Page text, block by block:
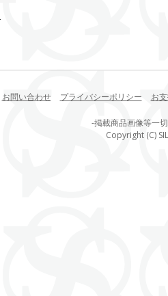
お問い合わせ プライバシーポリシー お
-掲載商品画像等一
Copyright (C)